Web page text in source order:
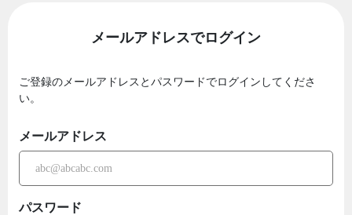
メールアドレスでログイン
ご登録のメールアドレスとパスワードでログインしてくださ
い。
メールアドレス
パスワード